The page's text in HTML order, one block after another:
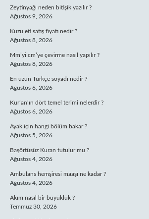
Zeytinyağı neden bitişik yazılır ?
Ağustos 9, 2026
Kuzu eti satış fiyatı nedir ?
Ağustos 8, 2026
Mm’yi cm’ye çevirme nasıl yapılır ?
Ağustos 8, 2026
En uzun Türkçe soyadı nedir ?
Ağustos 6, 2026
Kur’an’ın dört temel terimi nelerdir ?
Ağustos 6, 2026
Ayak için hangi bölüm bakar ?
Ağustos 5, 2026
Başörtüsüz Kuran tutulur mu ?
Ağustos 4, 2026
Ambulans hemşiresi maaşı ne kadar ?
Ağustos 4, 2026
Akım nasıl bir büyüklük ?
Temmuz 30, 2026